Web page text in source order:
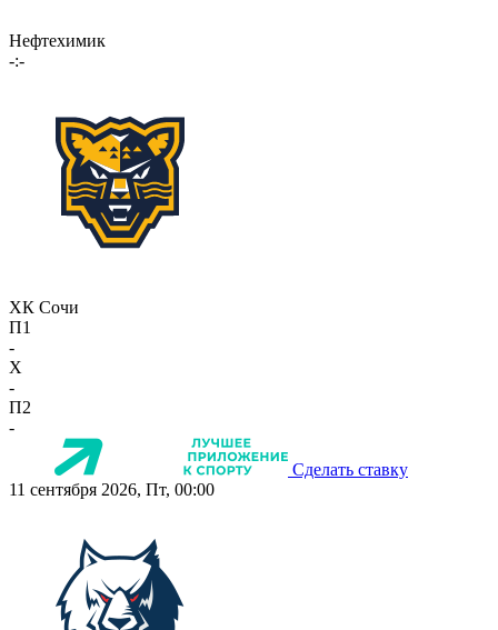
Нефтехимик
-:-
ХК Сочи
П1
-
X
-
П2
-
Сделать ставку
11 сентября 2026, Пт, 00:00